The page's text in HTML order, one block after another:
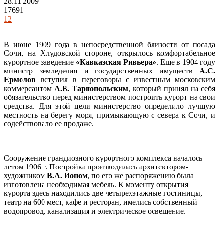
17691
12
В июне 1909 года в непосредственной близости от посада
Сочи, на Хлудовской стороне, открылось комфортабельное
курортное заведение «Кавказская Ривьера». Еще в 1904 году
министр земледелия и государственных имуществ А.С.
Ермолов вступил в переговоры с известным московским
коммерсантом А.В. Тарнопольским, который принял на себя
обязательство перед министерством построить курорт на свои
средства. Для этой цели министерство определило лучшую
местность на берегу моря, примыкающую с севера к Сочи, и
содействовало ее продаже.
Сооружение грандиозного курортного комплекса началось
летом 1906 г. Постройка производилась архитектором-
художником В.А. Ионом, по его же распоряжению была
изготовлена необходимая мебель. К моменту открытия
курорта здесь находились две четырехэтажные гостиницы,
театр на 600 мест, кафе и ресторан, имелись собственный
водопровод, канализация и электрическое освещение.